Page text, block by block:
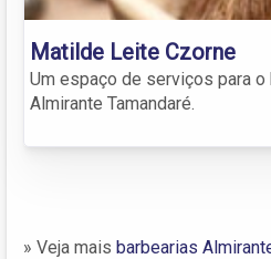
Matilde Leite Czorne
Um espaço de serviços para
Almirante Tamandaré.
» Veja mais barbearias